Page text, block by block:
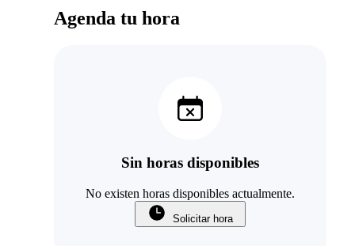
Agenda tu hora
Sin horas disponibles
No existen horas disponibles actualmente.
Solicitar hora